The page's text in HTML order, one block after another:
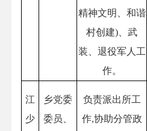
精神文明、和谐
村创建)、武
装、退役军人工
作。
江
少
乡党委
委员、
负责派出所工
作,协助分管政